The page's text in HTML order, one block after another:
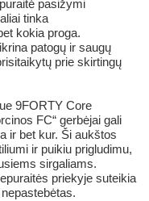
pasižymi
tinka
kokia proga.
patogų ir saugų
prie skirtingų
9FORTY Core
FC“ gerbėjai gali
ir bet kur. Ši aukštos
ir puikiu prigludimu,
sirgaliams.
priekyje suteikia